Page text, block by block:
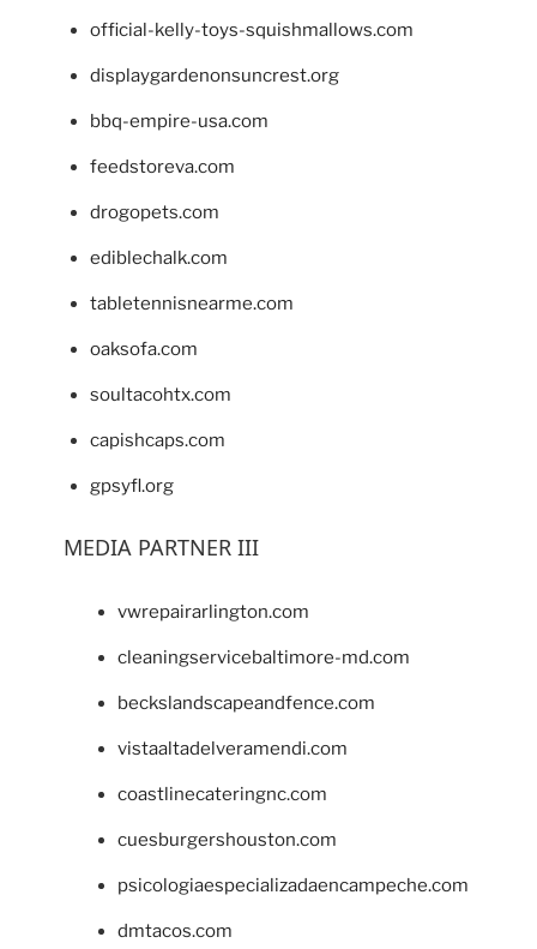
official-kelly-toys-squishmallows.com
displaygardenonsuncrest.org
bbq-empire-usa.com
feedstoreva.com
drogopets.com
ediblechalk.com
tabletennisnearme.com
oaksofa.com
soultacohtx.com
capishcaps.com
gpsyfl.org
MEDIA PARTNER III
vwrepairarlington.com
cleaningservicebaltimore-md.com
beckslandscapeandfence.com
vistaaltadelveramendi.com
coastlinecateringnc.com
cuesburgershouston.com
psicologiaespecializadaencampeche.com
dmtacos.com